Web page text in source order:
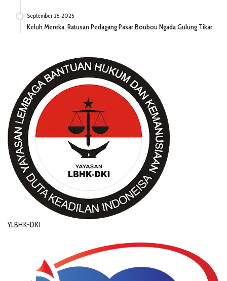
September 25, 2025
Keluh Mereka, Ratusan Pedagang Pasar Boubou Ngada Gulung Tikar
YLBHK-DKI